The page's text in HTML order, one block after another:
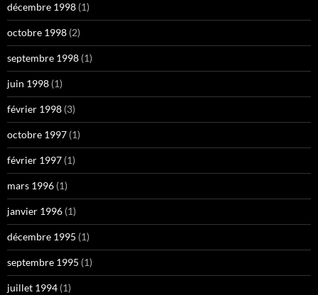
décembre 1998 (1)
octobre 1998 (2)
septembre 1998 (1)
juin 1998 (1)
février 1998 (3)
octobre 1997 (1)
février 1997 (1)
mars 1996 (1)
janvier 1996 (1)
décembre 1995 (1)
septembre 1995 (1)
juillet 1994 (1)